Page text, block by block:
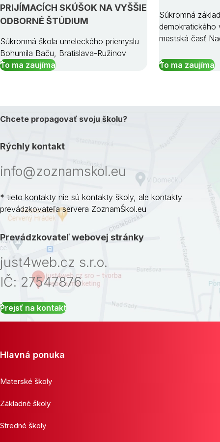
PRIJÍMACÍCH SKÚŠOK NA VYŠŠIE
ODBORNÉ ŠTÚDIUM
Súkromná škola umeleckého priemyslu
Bohumila Baču, Bratislava-Ružinov
To ma zaujíma
Súkromná
demokratického
mestská časť
To ma zaujíma
Chcete propagovať svoju školu?
Rýchly kontakt
info@zoznamskol.eu
* tieto kontakty nie sú kontakty školy, ale kontakty
prevádzkovateľa servera ZoznamŠkol.eu
Prevádzkovateľ webovej stránky
just4web.cz s.r.o.
IČ: 27547876
Prejsť na kontakt
Hlavná ponuka
Materské školy
Základné školy
Stredné školy